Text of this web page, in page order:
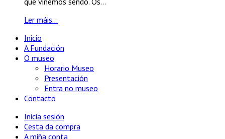
Ler máis...
Inicio
A Fundación
O museo
Horario Museo
Presentación
Entra no museo
Contacto
Inicia sesión
Cesta da compra
A miña conta